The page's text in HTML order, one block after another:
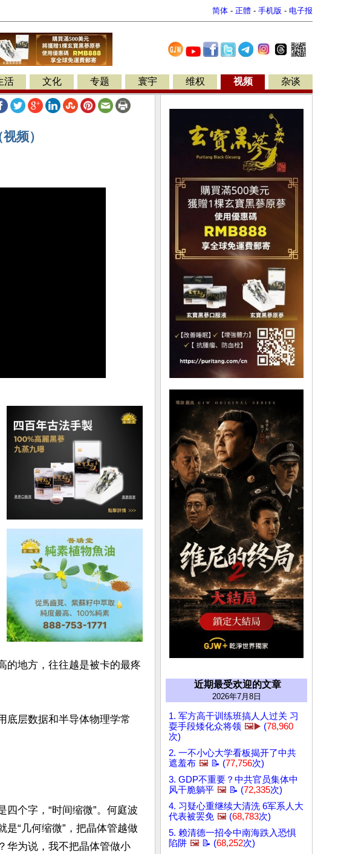
简体 - 正體 - 手机版 - 电子报
活 文化 专题 寰宇 维权 视频 杂谈
频）
的地方，往往越是被卡的最疼
底层数据和半导体物理学常
四个字，“时间缩微”。何庭波
“几何缩微”，把晶体管越做
华为说，我不把晶体管做小
近期最受欢迎的文章
2026年7月8日
1. 军方高干训练班搞人人过关 习
耍手段矮化众将领 🖼️▶️ (78,960
次)
2. 一不小心大学看板揭开了中共
遮羞布 🖼️ 📝 (77,756次)
3. GDP不重要？中共官员集体中
风干脆躺平 🖼️ 📝 (72,335次)
4. 习疑心重继续大清洗 6军系人大
代表被罢免 🖼️ (68,783次)
5. 赖清德一招令中南海跌入恐惧
陷阱 🖼️ 📝 (68,252次)